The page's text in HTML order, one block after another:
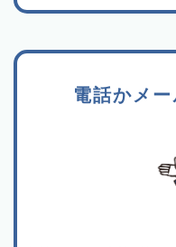
電話かメ